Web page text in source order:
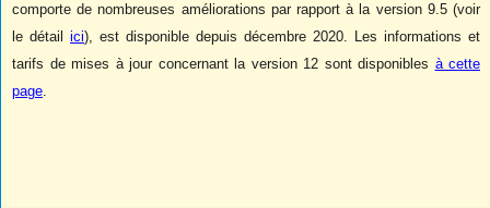
comporte de nombreuses améliorations par rapport à la version 9.5 (voir
le détail ici), est disponible depuis décembre 2020. Les informations et
tarifs de mises à jour concernant la version 12 sont disponibles à cette
page.